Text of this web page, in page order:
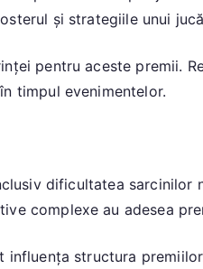
și strategiile unui
pentru aceste premii.
timpul evenimentelor.
dificultatea sarcinilor
complexe au adesea
structura